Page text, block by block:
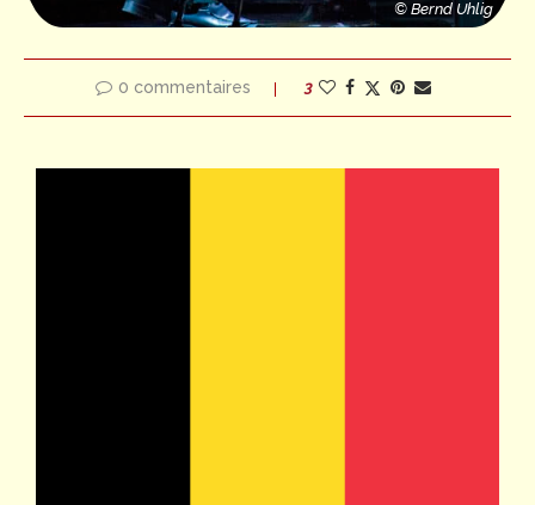
© Bernd Uhlig
0 commentaires 3